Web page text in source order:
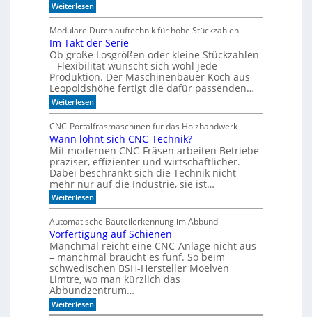
i
s
i
e
r
t
e
I
R
-
e
n
s
o
r
e
n
Weiterlesen:
V
o
n
d
e
r
B
o
r
k
e
z
u
m
B
ü
c
h
e
r
r
e
a
l
Modulare Durchlauftechnik für hohe Stückzahlen
Im Takt der Serie
Ob große Losgrößen oder kleine Stückzahlen
– Flexibilität wünscht sich wohl jede
Produktion. Der Maschinenbauer Koch aus
Leopoldshöhe fertigt die dafür passenden…
Weiterlesen:
I
T
a
k
t
d
e
r
S
e
r
i
e
CNC-Portalfräsmaschinen für das Holzhandwerk
Wann lohnt sich CNC-Technik?
Mit modernen CNC-Fräsen arbeiten Betriebe
präziser, effizienter und wirtschaftlicher.
Dabei beschränkt sich die Technik nicht
mehr nur auf die Industrie, sie ist…
Weiterlesen:
W
a
n
n
l
o
h
n
t
s
i
c
Automatische Bauteilerkennung im Abbund
Vorfertigung auf Schienen
Manchmal reicht eine CNC-Anlage nicht aus
– manchmal braucht es fünf. So beim
schwedischen BSH-Hersteller Moelven
Limtre, wo man kürzlich das
Abbundzentrum…
Weiterlesen:
V